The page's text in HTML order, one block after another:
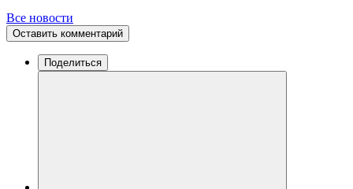
Все новости
Оставить комментарий
Поделиться